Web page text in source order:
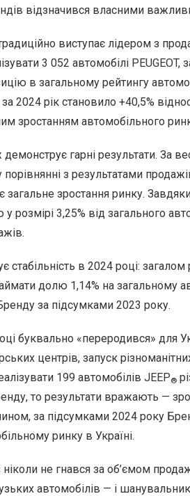
відзначився власними
виступає лідером з
3 052 автомобілі
в загальному рейтингу
за 2024 рік становило +40,5%
зростанням автомобільного
гарні результати. За
з результатами
зростання ринку.
розмірі 3,25% від загального
стабільність в 2024 році:
долю 1,14% на загальному
за підсумками 2023 року.
буквально «переродився» для
центрів, запуск
199 автомобілів JEEP®
то результати вражають —
за підсумками 2024 року
ринку в Україні.
не гнався за об’ємом
автомобілів — і